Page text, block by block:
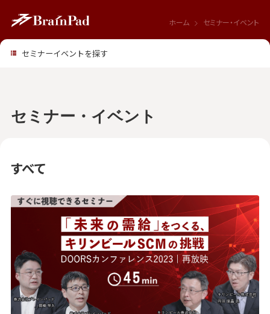
ホーム セミナー・イベント
セミナー・イベント
すべて
セミナーイベントを探す